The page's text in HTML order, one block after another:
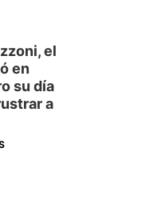
el
en
su día
a